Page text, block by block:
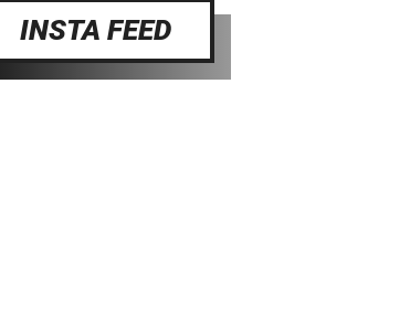
INSTA FEED